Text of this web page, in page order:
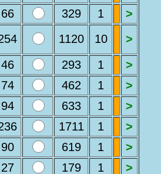
66 329 1
>
1120 10
>
46 293 1
>
74 462 1
>
94 633 1
>
1711 1
>
90 619 1
>
27 179 1
>